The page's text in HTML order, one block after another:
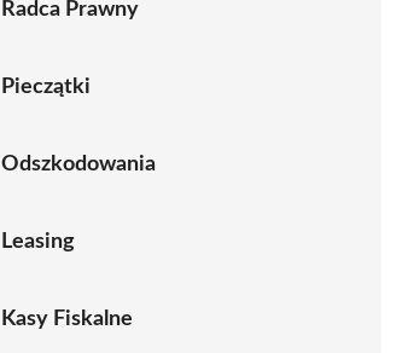
Radca Prawny
Pieczątki
Odszkodowania
Leasing
Kasy Fiskalne